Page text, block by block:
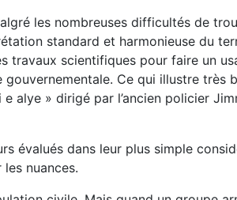
les nombreuses difficultés de
standard et harmonieuse du
travaux scientifiques pour faire un
Ce qui illustre très
» dirigé par l’ancien policier
évalués dans leur plus simple
nuances.